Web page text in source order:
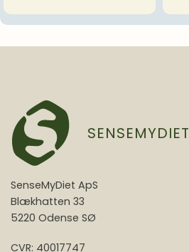
SENSEMYDIET
SenseMyDiet ApS
Blækhatten 33
5220 Odense SØ
CVR: 40017747